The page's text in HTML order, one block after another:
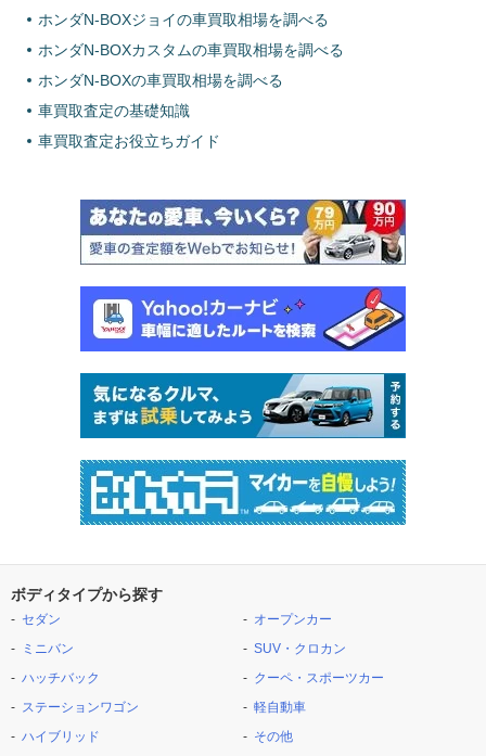
ホンダN-BOXジョイの車買取相場を調べる
ホンダN-BOXカスタムの車買取相場を調べる
ホンダN-BOXの車買取相場を調べる
車買取査定の基礎知識
車買取査定お役立ちガイド
ボディタイプから探す
セダン
ミニバン
ハッチバック
ステーションワゴン
ハイブリッド
オープンカー
SUV・クロカン
クーペ・スポーツカー
軽自動車
その他